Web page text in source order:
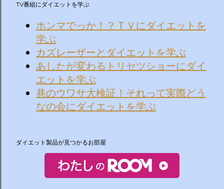
TV番組にダイエットを学ぶ
ホンマでっか！？ＴＶにダイエットを
学ぶ
カズレーザーとダイエットを学ぶ
あしたが変わるトリセツショーにダイ
エットを学ぶ
巷のウワサ大検証！それって実際どう
なの会にダイエットを学ぶ
ダイエット製品が見つかるお部屋